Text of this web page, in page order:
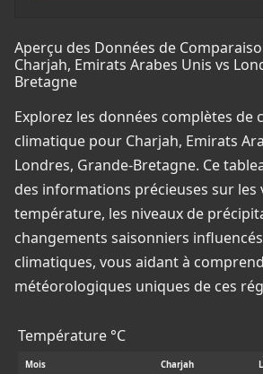
Aperçu des Données de
Charjah, Emirats Arabes Unis vs
Bretagne
Explorez les données complètes de
climatique pour Charjah, Emirats
Londres, Grande-Bretagne. Ce
des informations précieuses sur les
température, les niveaux de
changements saisonniers
climatiques, vous aidant à
météorologiques uniques de ces
Température °C
Mois Charjah